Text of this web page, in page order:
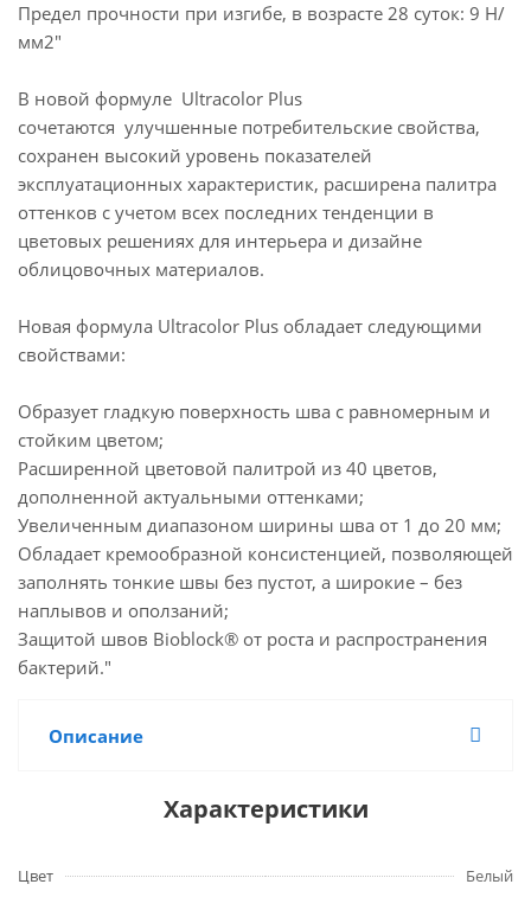
Предел прочности при изгибе, в возрасте 28 суток: 9 Н/
мм2"
В новой формуле Ultracolor Plus
сочетаются улучшенные потребительские свойства,
сохранен высокий уровень показателей
эксплуатационных характеристик, расширена палитра
оттенков с учетом всех последних тенденции в
цветовых решениях для интерьера и дизайне
облицовочных материалов.
Новая формула Ultracolor Plus обладает следующими
свойствами:
Образует гладкую поверхность шва с равномерным и
стойким цветом;
Расширенной цветовой палитрой из 40 цветов,
дополненной актуальными оттенками;
Увеличенным диапазоном ширины шва от 1 до 20 мм;
Обладает кремообразной консистенцией, позволяющей
заполнять тонкие швы без пустот, а широкие – без
наплывов и оползаний;
Защитой швов Bioblock® от роста и распространения
бактерий."
Описание
Характеристики
Цвет
Белый